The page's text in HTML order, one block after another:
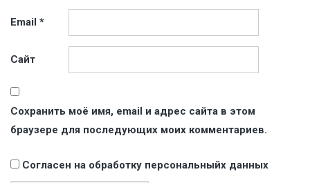
Email *
Сайт
Сохранить моё имя, email и адрес сайта в этом
браузере для последующих моих комментариев.
Согласен на обработку персональныйх данных